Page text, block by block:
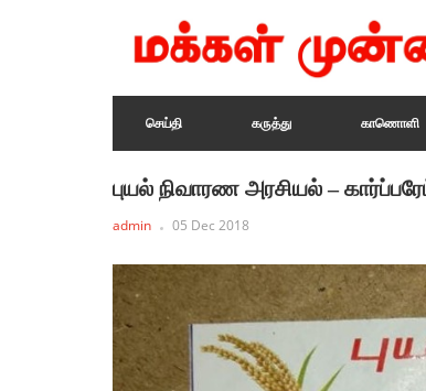
செய்தி கருத்து காணொளி
புயல் நிவாரண அரசியல் –
admin 05 Dec 2018